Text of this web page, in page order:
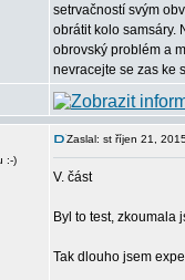
setrvačností svým
obrátit kolo samsáry.
obrovský problém a
nevracejte se zas ke
Zaslal: st říjen 21,
V. část
Byl to test, zkoumala
Tak dlouho jsem